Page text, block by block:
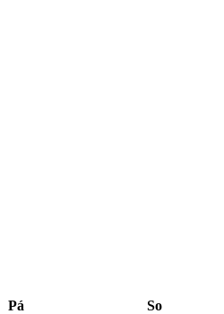
Pá
So